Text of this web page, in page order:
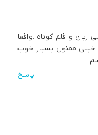
زبان و قلم کوتاه .واقعا
خیلی ممنون بسیار خوب
پاسخ